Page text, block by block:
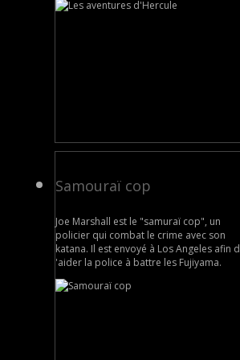
Samouraï cop
Joe Marshall est le "samuraï cop", un
policier qui combat le crime avec son
katana. Il est envoyé à Los Angeles afin d
'aider la police à battre les Fujiyama.